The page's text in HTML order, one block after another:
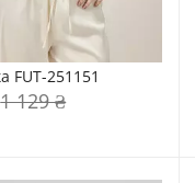
FUT-251151
1 129 ₴